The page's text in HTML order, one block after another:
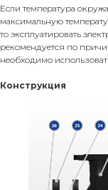
Если температура
максимальную
то эксплуатировать
рекомендуется по
необходимо
Конструкция